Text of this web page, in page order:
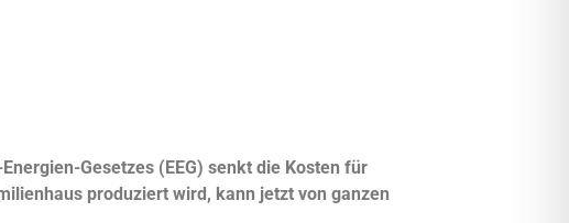
Gesetzes (EEG) senkt die Kosten für
produziert wird, kann jetzt von ganzen